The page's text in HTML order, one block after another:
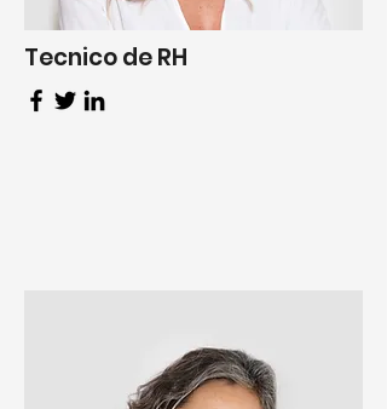
Tecnico de RH